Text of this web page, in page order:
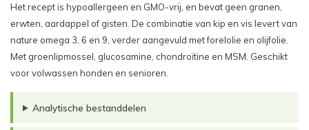
Het recept is hypoallergeen en GMO-vrij, en bevat geen granen,
erwten, aardappel of gisten. De combinatie van kip en vis levert van
nature omega 3, 6 en 9, verder aangevuld met forelolie en olijfolie.
Met groenlipmossel, glucosamine, chondroïtine en MSM. Geschikt
voor volwassen honden en senioren.
Analytische bestanddelen